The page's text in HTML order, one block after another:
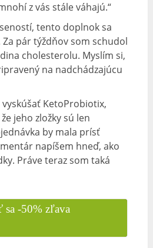
z vás stále váhajú.“
tento doplnok sa
Za pár týždňov som schudol
cholesterolu. Myslím si,
na nadchádzajúcu
vyskúšať KetoProbiotix,
jeho zložky sú len
by mala prísť
napíšem hneď, ako
Práve teraz som taká
sa -50% zľava